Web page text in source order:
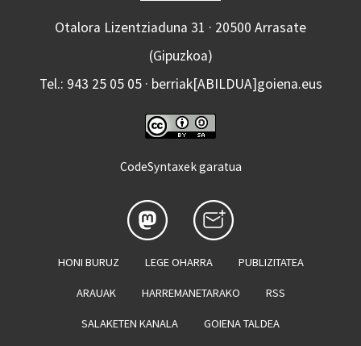
Otalora Lizentziaduna 31 · 20500 Arrasate
(Gipuzkoa)
Tel.: 943 25 05 05 · berriak[ABILDUA]goiena.eus
CodeSyntaxek garatua
HONI BURUZ LEGE OHARRA PUBLIZITATEA
ARAUAK HARREMANETARAKO RSS
SALAKETEN KANALA GOIENA TALDEA